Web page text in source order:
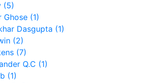
(5)
Ghose (1)
Dasgupta (1)
(2)
(7)
Q.C (1)
(1)